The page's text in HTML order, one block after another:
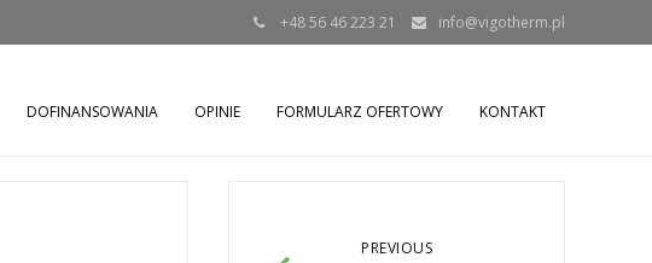
+48 56 46 223 21 info@vigotherm.pl
DOFINANSOWANIA OPINIE FORMULARZ OFERTOWY KONTAKT
PREVIOUS